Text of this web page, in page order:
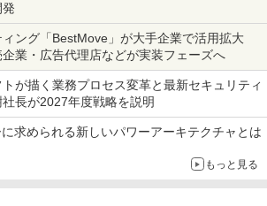
ィング「BestMove」が大手企業で活用拡大
業・広告代理店などが実装フェーズへ
が描く業務プロセス変革と最新セキュリティ
長が2027年度戦略を説明
求められる新しいパワーアーキテクチャとは
もっと見る